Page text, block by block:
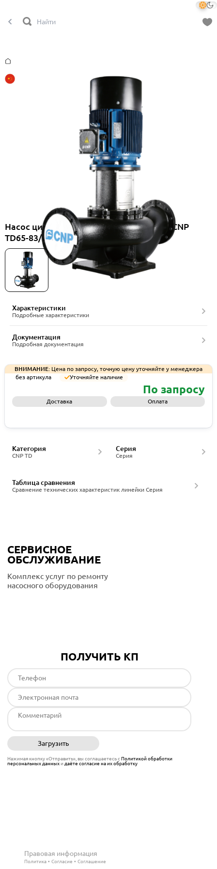
Насос циркуляционный вертикальный CNP
TD65-83/2SWHCJ
Характеристики
Подробные характеристики
Документация
Подробная документация
ВНИМАНИЕ: Цена по запросу, точную цену уточняйте у менеджера
без артикула
Уточняйте наличие
По запросу
Доставка Оплата
CNP TD
Категория
Серия
Серия
Сравнение технических характеристик линейки Серия
Таблица сравнения
СЕРВИСНОЕ
ОБСЛУЖИВАНИЕ
Комплекс услуг по ремонту
насосного оборудования
ПОЛУЧИТЬ КП
Загрузить
Нажимая кнопку «Отправить», вы соглашаетесь сПолитикой обработки
персональных данныхи даёте согласие на их обработку
Правовая информация
Политика Согласие Соглашение